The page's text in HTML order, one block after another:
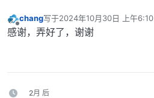
离线
chang写于2024年10月30日 上午6:10
最后由 编辑
感谢，弄好了，谢谢
2月 后